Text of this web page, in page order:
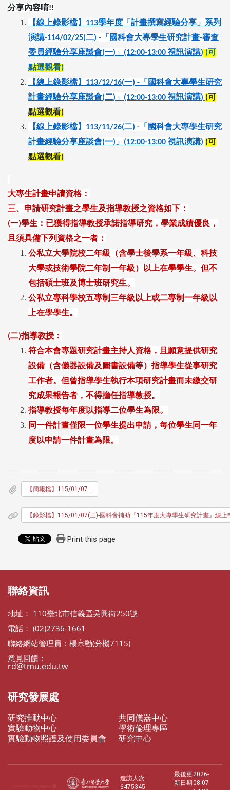
分享內容唷!!
【線上錄影檔】 113學年度「計畫撰寫經驗分享」系列
演講-114/02/25(二) - 「國科會大專學生研究計畫-審查
委員經驗分享座談會(一) 」 (12:00-13:00 視訊演講) (可
點選觀看)
【線上錄影檔】 113/12/16(一) - 「國科會大專學生研究
計畫經驗分享座談會(二) 」 (12:00-13:00 視訊演講) (可
點選觀看)
【線上錄影檔】 113/11/26(二) - 「國科會大專學生研究
計畫經驗分享座談會(一) 」 (12:00-13:00 視訊演講) (可
點選觀看)
大專生計畫申請資格：
三、申請研究計畫之學生及指導教授之資格如下：
(一)學生：已獲得指導教授承諾指導研究，學業成績優良，
且須具備下列資格之一者：
公私立大學院校二年級（含學士後學系一年級、科技
大學或技術學院二年制一年級）以上在學學生。但不
包括碩士班及博士班研究生。
公私立專科學校五專制三年級以上或二專制一年級以
上在學學生。
(二)指導教授：
符合本會專題研究計畫主持人資格，且願意提供研究
設備（含儀器設備及圖書設備等）指導學生從事研究
工作者。但曾指導學生執行本項研究計畫而未繳交研
究成果報告者，不得擔任指導教授。
指導教授每年度以指導二位學生為限。
同一件計畫僅限一位學生提出申請，每位學生同一年
度以申請一件計畫為限。
【錄影檔】115/01/07(三)-國科會補助『115年度大專學生研究計畫』線上
Print this page
聯絡資訊
地址： 110臺北市信義區吳興街250號
電話： (02)2736-1661
聯絡網站管理員：楊宗勳(分機7115)
意見回饋：
rd@tmu.edu.tw
研究發展處
研究推動中心
共同儀器中心
實驗動物中心
學術倫理專區
實驗動物照護及使用委員會
研究中心
造訪人次 :
6475345
最後更
新日期
2026-
08-07